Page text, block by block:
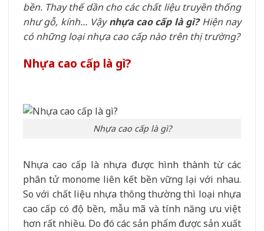
bền. Thay thế dần cho các chất liệu truyền thống
như gỗ, kính… Vậynhựa cao cấp là gì?Hiện nay
có những loại nhựa cao cấp nào trên thị trường?
Nhựa cao cấp là gì?
Nhựa cao cấp là gì?
Nhựa cao cấp là nhựa được hình thành từ các
phân tử monome liên kết bền vững lại với nhau.
So với chất liệu nhựa thông thường thì loại nhựa
cao cấp có độ bền, mẫu mã và tính năng ưu việt
hơn rất nhiều. Do đó các sản phẩm được sản xuất